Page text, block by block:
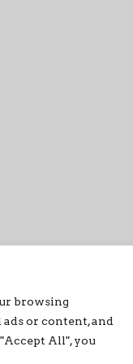
browsing
or content, and
All", you